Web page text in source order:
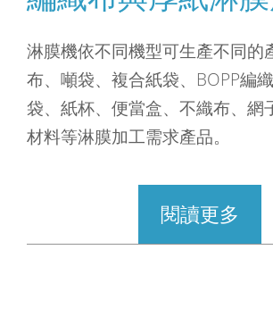
淋膜機依不同機型可生產不同的
布、噸袋、複合紙袋、BOPP編
袋、紙杯、便當盒、不織布、網
材料等淋膜加工需求產品。
閱讀更多